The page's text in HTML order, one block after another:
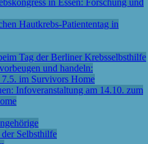
in Essen: Forschung und
Hautkrebs-Patiententag in
Tag der Berliner Krebsselbsthilfe
und handeln:
7.5. im Survivors Home
Infoveranstaltung am 14.10. zum
Selbsthilfe